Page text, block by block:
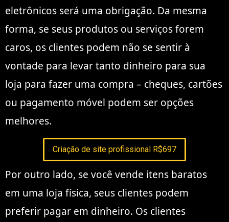
eletrônicos será uma obrigação. Da mesma
forma, se seus produtos ou serviços forem
caros, os clientes podem não se sentir à
vontade para levar tanto dinheiro para sua
loja para fazer uma compra – cheques, cartões
ou pagamento móvel podem ser opções
melhores.
Criação de site profissional R$697
Por outro lado, se você vende itens baratos
em uma loja física, seus clientes podem
preferir pagar em dinheiro. Os clientes